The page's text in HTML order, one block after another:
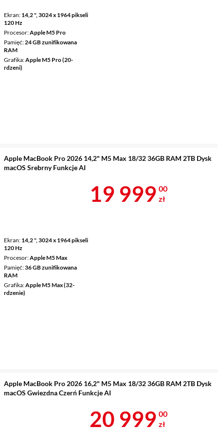
Ekran 14,2 ", 3024 x 1964 pikseli
120 Hz
Procesor Apple M5 Pro
Pamięć 24 GB zunifikowana
RAM
Grafika Apple M5 Pro (20-
rdzeni)
Apple MacBook Pro 2026 14,2" M5 Max 18/32 36GB RAM 2TB Dysk
macOS Srebrny Funkcje AI
Ekran 14,2 ", 3024 x 1964 pikseli
120 Hz
Procesor Apple M5 Max
Pamięć 36 GB zunifikowana
RAM
Grafika Apple M5 Max (32-
rdzenie)
Cena 19 999
19 999 00
zł
Apple MacBook Pro 2026 16,2" M5 Max 18/32 36GB RAM 2TB Dysk
macOS Gwiezdna Czerń Funkcje AI
Cena 20 999
20 999 00
zł